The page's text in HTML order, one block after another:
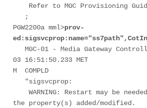
PGW2200a mml>prov-
03 16:51:50.233 MET
M  COMPLD
the property(s) added/modified.